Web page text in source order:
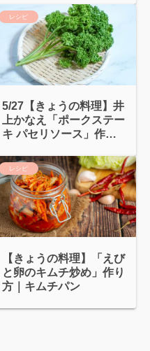
レシピ
5/27【きょうの料理】井
上かなえ「ポークステー
キ パセリソース」作り
レシピ
【きょうの料理】「えび
と卵のキムチ炒め」作り
方｜キムチパン